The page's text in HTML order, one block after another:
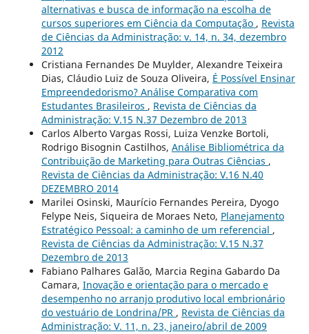
alternativas e busca de informação na escolha de
cursos superiores em Ciência da Computação , Revista
de Ciências da Administração: v. 14, n. 34, dezembro
2012
Cristiana Fernandes De Muylder, Alexandre Teixeira
Dias, Cláudio Luiz de Souza Oliveira, É Possível Ensinar
Empreendedorismo? Análise Comparativa com
Estudantes Brasileiros , Revista de Ciências da
Administração: V.15 N.37 Dezembro de 2013
Carlos Alberto Vargas Rossi, Luiza Venzke Bortoli,
Rodrigo Bisognin Castilhos, Análise Bibliométrica da
Contribuição de Marketing para Outras Ciências ,
Revista de Ciências da Administração: V.16 N.40
DEZEMBRO 2014
Marilei Osinski, Maurício Fernandes Pereira, Dyogo
Felype Neis, Siqueira de Moraes Neto, Planejamento
Estratégico Pessoal: a caminho de um referencial ,
Revista de Ciências da Administração: V.15 N.37
Dezembro de 2013
Fabiano Palhares Galão, Marcia Regina Gabardo Da
Camara, Inovação e orientação para o mercado e
desempenho no arranjo produtivo local embrionário
do vestuário de Londrina/PR , Revista de Ciências da
Administração: V. 11, n. 23, janeiro/abril de 2009